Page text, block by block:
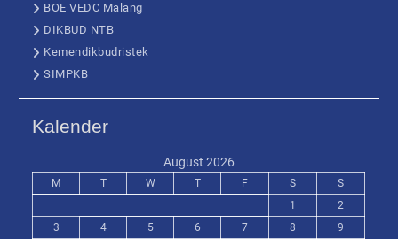
BOE VEDC Malang
DIKBUD NTB
Kemendikbudristek
SIMPKB
Kalender
August 2026
M T W T F S
S
1
2
3
4 5 6 7 8
9